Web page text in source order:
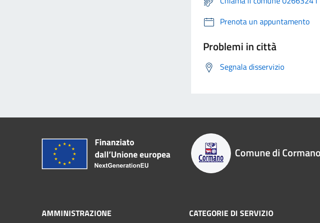
Prenota un appuntamento
Problemi in città
Segnala disservizio
Comune di Cormano
AMMINISTRAZIONE CATEGORIE DI SERVIZIO